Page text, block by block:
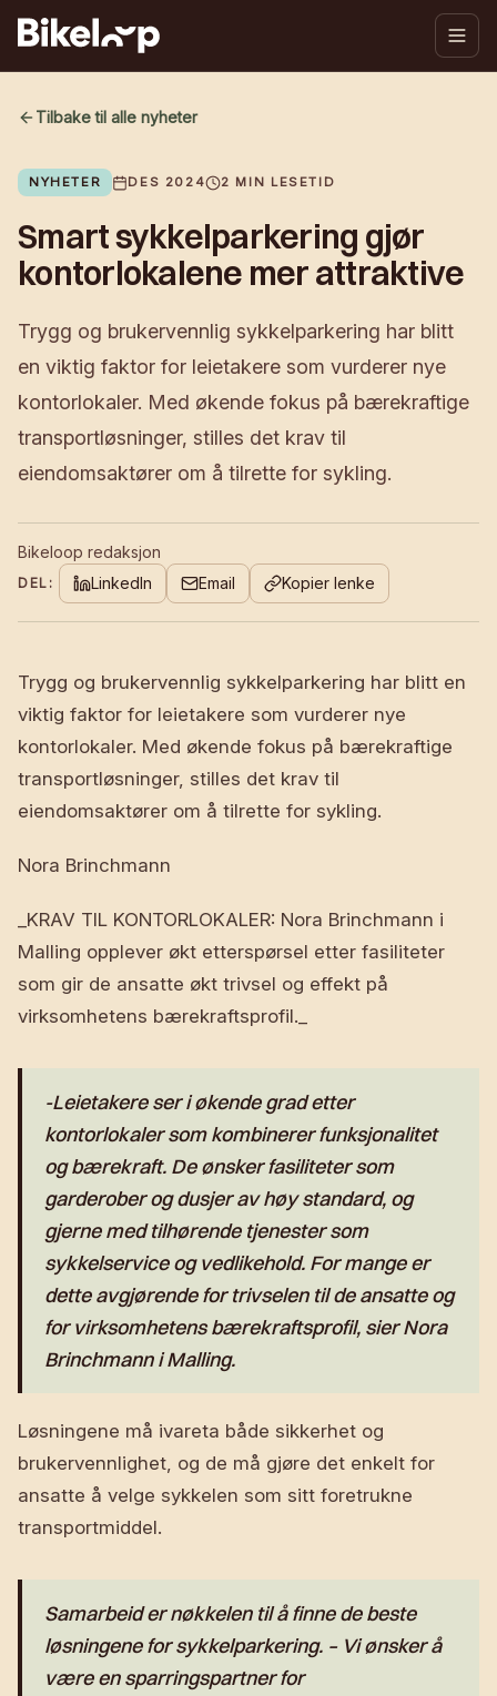
Tilbake til alle nyheter
NYHETER DES 2024 2 MIN LESETID
Smart sykkelparkering gjør
kontorlokalene mer attraktive
Trygg og brukervennlig sykkelparkering har blitt
en viktig faktor for leietakere som vurderer nye
kontorlokaler. Med økende fokus på bærekraftige
transportløsninger, stilles det krav til
eiendomsaktører om å tilrette for sykling.
Bikeloop redaksjon
DEL: LinkedIn Email Kopier lenke
Trygg og brukervennlig sykkelparkering har blitt en
viktig faktor for leietakere som vurderer nye
kontorlokaler. Med økende fokus på bærekraftige
transportløsninger, stilles det krav til
eiendomsaktører om å tilrette for sykling.
Nora Brinchmann
_KRAV TIL KONTORLOKALER: Nora Brinchmann i
Malling opplever økt etterspørsel etter fasiliteter
som gir de ansatte økt trivsel og effekt på
virksomhetens bærekraftsprofil._
-Leietakere ser i økende grad etter
kontorlokaler som kombinerer funksjonalitet
og bærekraft. De ønsker fasiliteter som
garderober og dusjer av høy standard, og
gjerne med tilhørende tjenester som
sykkelservice og vedlikehold. For mange er
dette avgjørende for trivselen til de ansatte og
for virksomhetens bærekraftsprofil, sier Nora
Brinchmann i Malling.
Løsningene må ivareta både sikkerhet og
brukervennlighet, og de må gjøre det enkelt for
ansatte å velge sykkelen som sitt foretrukne
transportmiddel.
Samarbeid er nøkkelen til å finne de beste
løsningene for sykkelparkering. – Vi ønsker å
være en sparringspartner for